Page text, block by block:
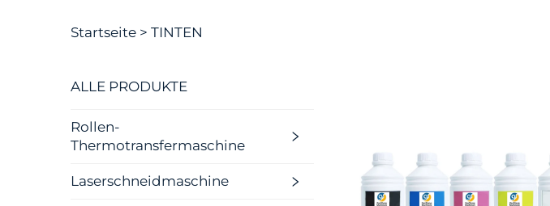
Startseite > TINTEN
ALLE PRODUKTE
Rollen-
Thermotransfermaschine
Laserschneidmaschine